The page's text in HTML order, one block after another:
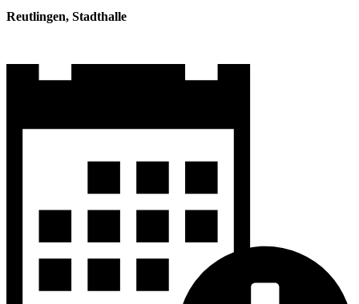
Reutlingen, Stadthalle